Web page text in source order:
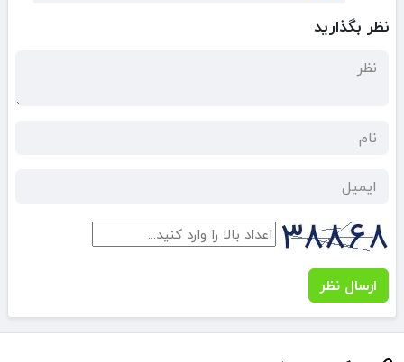
نظر بگذارید
ارسال نظر